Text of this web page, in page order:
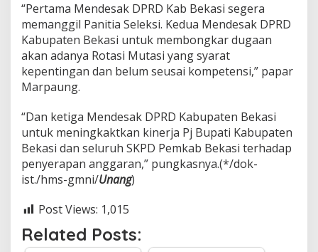
“Pertama Mendesak DPRD Kab Bekasi segera
memanggil Panitia Seleksi. Kedua Mendesak DPRD
Kabupaten Bekasi untuk membongkar dugaan
akan adanya Rotasi Mutasi yang syarat
kepentingan dan belum seusai kompetensi,” papar
Marpaung.
“Dan ketiga Mendesak DPRD Kabupaten Bekasi
untuk meningkaktkan kinerja Pj Bupati Kabupaten
Bekasi dan seluruh SKPD Pemkab Bekasi terhadap
penyerapan anggaran,” pungkasnya.(*/dok-
ist./hms-gmni/Unang)
Post Views: 1,015
Related Posts: